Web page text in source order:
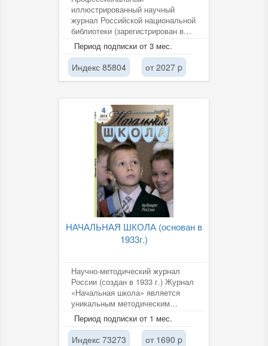
иллюстрированный научный
журнал Российской национальной
библиотеки (зарегистрирован в
РИНЦ). Адресован специалистам
в области...
Период подписки от 3 мес.
Индекс 85804 от 2027 p
НАЧАЛЬНАЯ ШКОЛА (основан в
1933г.)
Научно-методический журнал
России (создан в 1933 г.) Журнал
«Начальная школа» является
уникальным методическим
пособием, универсальным по
своему...
Период подписки от 1 мес.
Индекс 73273 от 1690 p